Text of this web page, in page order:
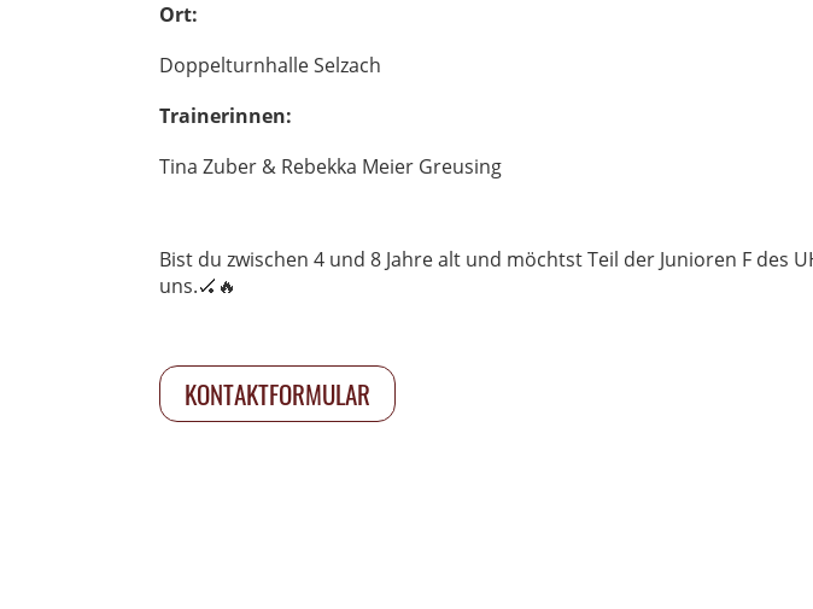
Ort:
Doppelturnhalle Selzach
Trainerinnen:
Tina Zuber & Rebekka Meier Greusing
Bist du zwischen 4 und 8 Jahre alt und möchtst Teil der Junioren F des
uns.🏑🔥
KONTAKTFORMULAR